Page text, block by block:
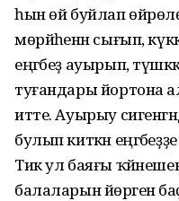
һын өй буйлап
мөрйәһенән сығып,
еңгәбеҙ ауырып,
туғандары йортона
итте. Ауырыу
булып киткән
Тик ул баяғы
балаларын йөрәгенә